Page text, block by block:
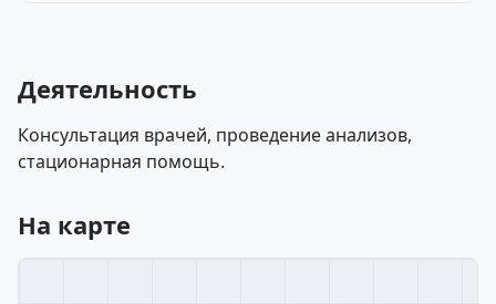
Деятельность
Консультация врачей, проведение анализов,
стационарная помощь.
На карте